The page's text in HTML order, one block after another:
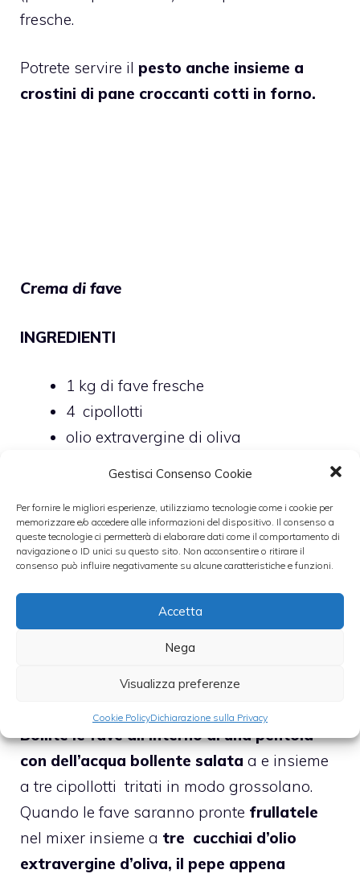
Gestisci Consenso Cookie
Per fornire le migliori esperienze, utilizziamo tecnologie come i cookie per
memorizzare e/o accedere alle informazioni del dispositivo. Il consenso a
queste tecnologie ci permetterà di elaborare dati come il comportamento di
navigazione o ID unici su questo sito. Non acconsentire o ritirare il
consenso può influire negativamente su alcune caratteristiche e funzioni.
Accetta
Nega
Visualizza preferenze
Cookie PolicyDichiarazione sulla Privacy
fresche.
Potrete servire il pesto anche insieme a
crostini di pane croccanti cotti in forno.
Crema di fave
INGREDIENTI
1 kg di fave fresche
4 cipollotti
olio extravergine di oliva
Sgusciate le fave freschee poi tenetene da
parte due cucchiai scegliendo quelle più
Bollite le fave all’interno di una pentola
con dell’acqua bollente salata a e insieme
a tre cipollotti tritati in modo grossolano.
Quando le fave saranno pronte frullatele
nel mixer insieme a tre cucchiai d’olio
extravergine d’oliva, il pepe appena